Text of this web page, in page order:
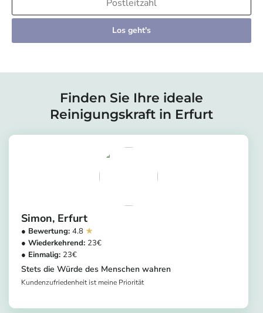
Los geht's
Finden Sie Ihre ideale
Reinigungskraft in Erfurt
Simon Erfurt
4.8
23
23
Stets die Würde des Menschen wahren
Kundenzufriedenheit ist meine Priorität